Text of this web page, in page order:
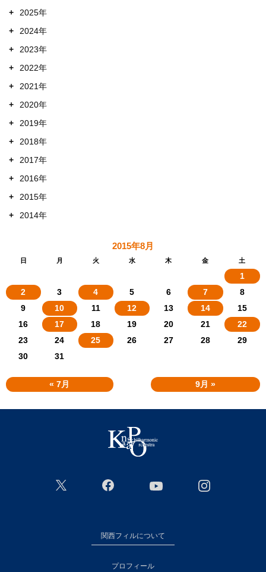
+
2025年
+
2024年
+
2023年
+
2022年
+
2021年
+
2020年
+
2019年
+
2018年
+
2017年
+
2016年
+
2015年
+
2014年
2015年8月
日 月 火 水 木 金 土
« 7月 9月 »
1
2
3 4 5 6 7
8
9
10 11 12 13 14
15
16
17 18 19 20 21
22
23
24 25 26 27 28
29
30
31
関西フィルについて
プロフィール